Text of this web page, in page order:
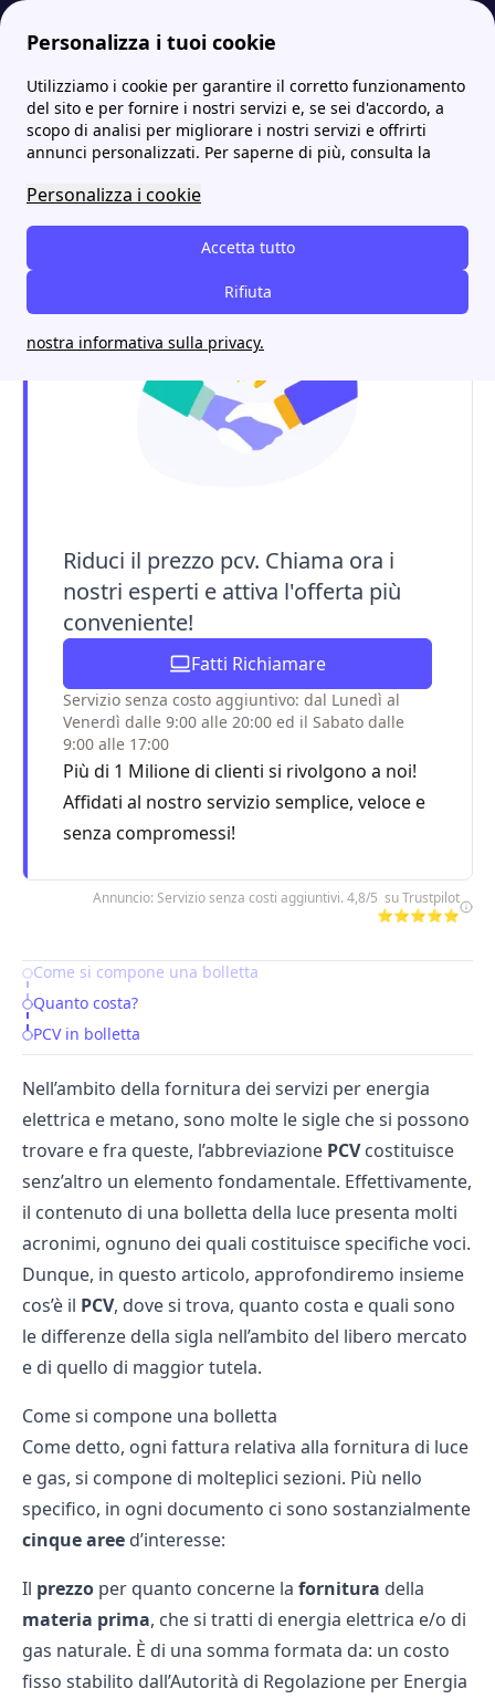
Personalizza i tuoi cookie
Utilizziamo i cookie per garantire il corretto funzionamento
del sito e per fornire i nostri servizi e, se sei d'accordo, a
scopo di analisi per migliorare i nostri servizi e offrirti
annunci personalizzati. Per saperne di più, consulta la
Personalizza i cookie
Accetta tutto
Rifiuta
nostra informativa sulla privacy.
Energia-Luce.it Bolletta della Luce PCV nella bolletta: che cosa rappresenta e quanto costa?
PCV nella bolletta: che
cosa rappresenta e quanto
costa?
Riduci il prezzo pcv. Chiama ora i
nostri esperti e attiva l'offerta più
conveniente!
Fatti Richiamare
Servizio senza costo aggiuntivo: dal Lunedì al
Venerdì dalle 9:00 alle 20:00 ed il Sabato dalle
9:00 alle 17:00
Più di 1 Milione di clienti si rivolgono a noi!
Affidati al nostro servizio semplice, veloce e
senza compromessi!
Annuncio: Servizio senza costi aggiuntivi. 4,8/5 su Trustpilot
⭐⭐⭐⭐⭐
Table of Contents
Come si compone una bolletta
Quanto costa?
PCV in bolletta
Nell’ambito della fornitura dei servizi per energia
elettrica e metano, sono molte le sigle che si possono
trovare e fra queste, l’abbreviazione PCVcostituisce
senz’altro un elemento fondamentale. Effettivamente,
il contenuto di una bolletta della luce presenta molti
acronimi, ognuno dei quali costituisce specifiche voci.
Dunque, in questo articolo, approfondiremo insieme
cos’è il PCV, dove si trova, quanto costa e quali sono
le differenze della sigla nell’ambito del libero mercato
e di quello di maggior tutela.
Come si compone una bolletta
Come detto, ogni fattura relativa alla fornitura di luce
e gas, si compone di molteplici sezioni. Più nello
specifico, in ogni documento ci sono sostanzialmente
cinque aree d’interesse:
Il prezzo per quanto concerne la fornitura della
materia prima, che si tratti di energia elettrica e/o di
gas naturale. È di una somma formata da: un costo
fisso stabilito dall’Autorità di Regolazione per Energia